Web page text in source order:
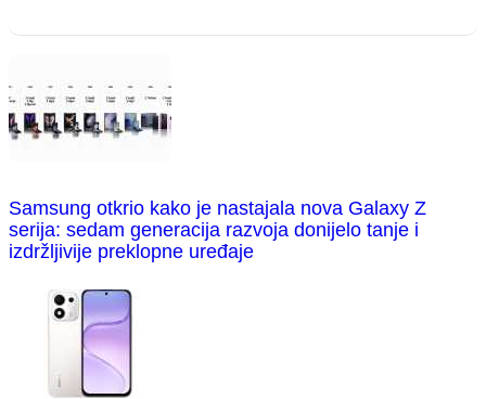
Samsung otkrio kako je nastajala nova Galaxy Z
serija: sedam generacija razvoja donijelo tanje i
izdržljivije preklopne uređaje